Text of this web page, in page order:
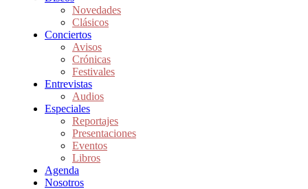
Novedades
Clásicos
Conciertos
Avisos
Crónicas
Festivales
Entrevistas
Audios
Especiales
Reportajes
Presentaciones
Eventos
Libros
Agenda
Nosotros